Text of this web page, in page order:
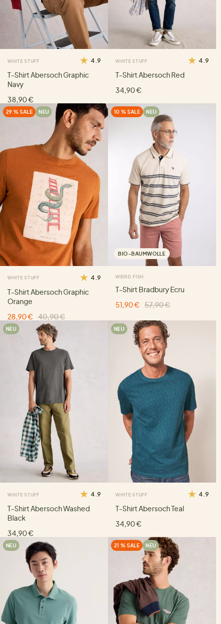
WHITE STUFF 4.9
T-Shirt Abersoch Graphic
Navy
38,90 €
WHITE STUFF 4.9
T-Shirt Abersoch Red
34,90 €
29 % SALE NEU
WHITE STUFF 4.9
T-Shirt Abersoch Graphic
Orange
28,90 €
40,90 €
10 % SALE NEU
BIO-BAUMWOLLE
WEIRD FISH
T-Shirt Bradbury Ecru
51,90 €
57,90 €
NEU
WHITE STUFF 4.9
T-Shirt Abersoch Washed
Black
34,90 €
NEU
WHITE STUFF 4.9
T-Shirt Abersoch Teal
34,90 €
NEU 21 % SALE NEU